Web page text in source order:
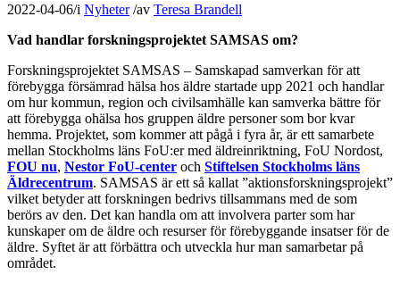
2022-04-06/i Nyheter /av Teresa Brandell
Vad handlar forskningsprojektet SAMSAS om?
Forskningsprojektet SAMSAS – Samskapad samverkan för att
förebygga försämrad hälsa hos äldre startade upp 2021 och handlar
om hur kommun, region och civilsamhälle kan samverka bättre för
att förebygga ohälsa hos gruppen äldre personer som bor kvar
hemma. Projektet, som kommer att pågå i fyra år, är ett samarbete
mellan Stockholms läns FoU:er med äldreinriktning, FoU Nordost,
FOU nu, Nestor FoU-center och Stiftelsen Stockholms läns
Äldrecentrum. SAMSAS är ett så kallat ”aktionsforskningsprojekt”
vilket betyder att forskningen bedrivs tillsammans med de som
berörs av den. Det kan handla om att involvera parter som har
kunskaper om de äldre och resurser för förebyggande insatser för de
äldre. Syftet är att förbättra och utveckla hur man samarbetar på
området.